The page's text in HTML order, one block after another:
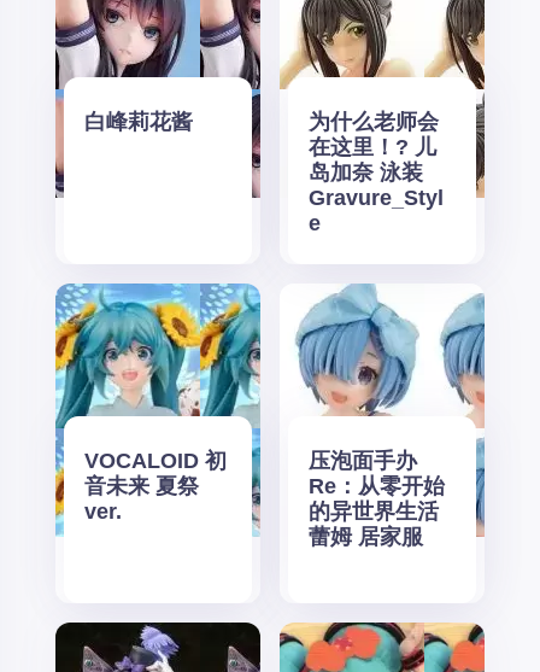
白峰莉花酱
为什么老师会
在这里！? 儿
岛加奈 泳装
Gravure_Styl
e
VOCALOID 初
音未来 夏祭
ver.
压泡面手办
Re：从零开始
的异世界生活
蕾姆 居家服